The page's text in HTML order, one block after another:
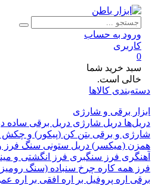
به حساب
خرید شما
است.
کالاها
برقی و شارژی
دریل شارژیدریل برقی ساده دریل
و برقی بتن کن (پیکور) و چکش
(میکسر)دریل ستونیسنگ فرز و
فرز سنگبریفرز انگشتی و
کاره چرخ سنباده (سنگ رومیزی )
اره پروفیل براره افقی براره عمود